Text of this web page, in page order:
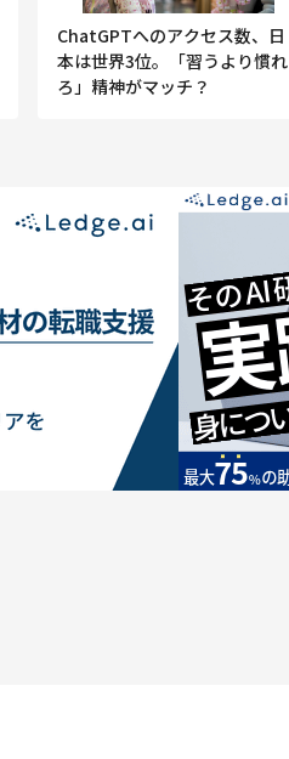
ChatGPTへのアクセス数、日
本は世界3位。「習うより慣れ
ろ」精神がマッチ？